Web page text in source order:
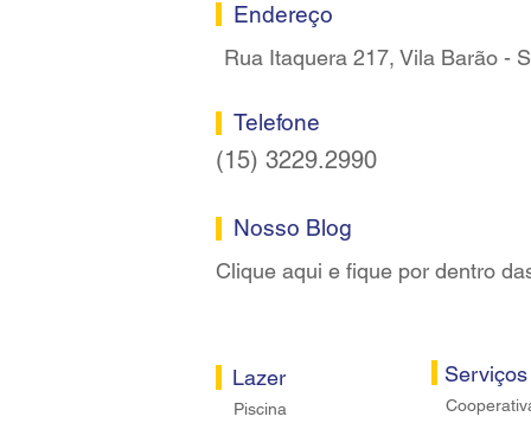
Endereço
Rua Itaquera 217, Vila Barão -
Telefone
(15) 3229.2990
Nosso Blog
Clique aqui e fique por dentro
Lazer
Piscina
Serviços